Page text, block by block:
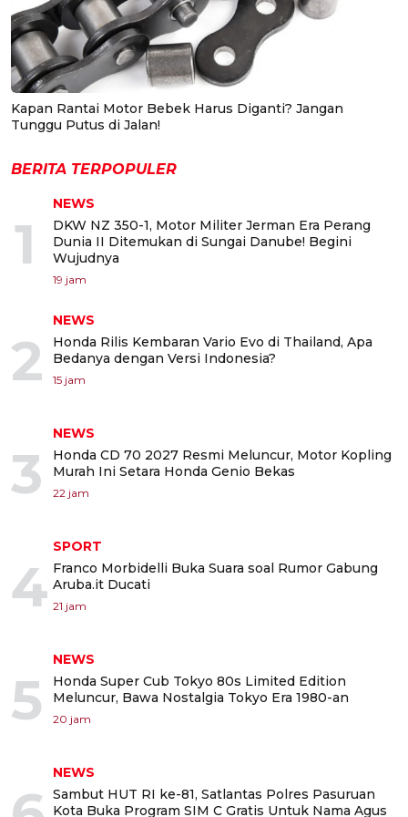
Kapan Rantai Motor Bebek Harus Diganti? Jangan
Tunggu Putus di Jalan!
BERITA TERPOPULER
1
NEWS
DKW NZ 350-1, Motor Militer Jerman Era Perang
Dunia II Ditemukan di Sungai Danube! Begini
Wujudnya
19 jam
2
NEWS
Honda Rilis Kembaran Vario Evo di Thailand, Apa
Bedanya dengan Versi Indonesia?
15 jam
3
NEWS
Honda CD 70 2027 Resmi Meluncur, Motor Kopling
Murah Ini Setara Honda Genio Bekas
22 jam
4
SPORT
Franco Morbidelli Buka Suara soal Rumor Gabung
Aruba.it Ducati
21 jam
5
NEWS
Honda Super Cub Tokyo 80s Limited Edition
Meluncur, Bawa Nostalgia Tokyo Era 1980-an
20 jam
NEWS
Sambut HUT RI ke-81, Satlantas Polres Pasuruan
Kota Buka Program SIM C Gratis Untuk Nama Agus